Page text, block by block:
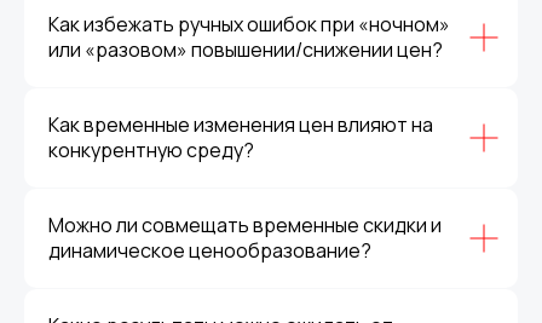
Как избежать ручных ошибок при «ночном»
или «разовом» повышении/снижении цен?
Как временные изменения цен влияют на
конкурентную среду?
Можно ли совмещать временные скидки и
динамическое ценообразование?